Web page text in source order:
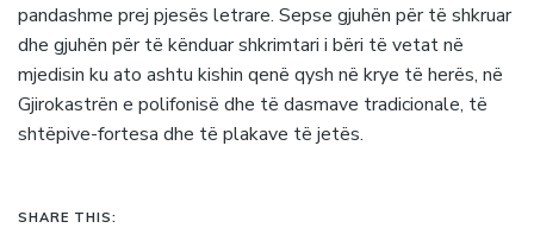
pandashme prej pjesës letrare. Sepse gjuhën për të shkruar
dhe gjuhën për të kënduar shkrimtari i bëri të vetat në
mjedisin ku ato ashtu kishin qenë qysh në krye të herës, në
Gjirokastrën e polifonisë dhe të dasmave tradicionale, të
shtëpive-fortesa dhe të plakave të jetës.
SHARE THIS: